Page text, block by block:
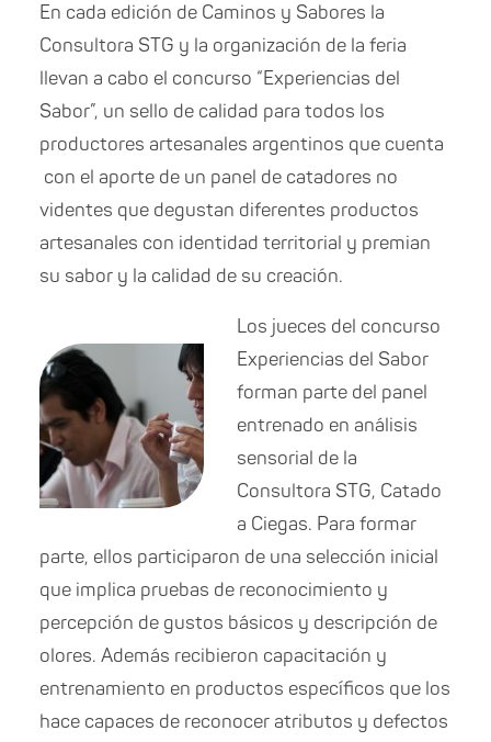
En cada edición de Caminos y Sabores la
Consultora STG y la organización de la feria
llevan a cabo el concurso “Experiencias del
Sabor”, un sello de calidad para todos los
productores artesanales argentinos que cuenta
con el aporte de un panel de catadores no
videntes que degustan diferentes productos
artesanales con identidad territorial y premian
su sabor y la calidad de su creación.
Los jueces del concurso
Experiencias del Sabor
forman parte del panel
entrenado en análisis
sensorial de la
Consultora STG, Catado
a Ciegas. Para formar
parte, ellos participaron de una selección inicial
que implica pruebas de reconocimiento y
percepción de gustos básicos y descripción de
olores. Además recibieron capacitación y
entrenamiento en productos específicos que los
hace capaces de reconocer atributos y defectos